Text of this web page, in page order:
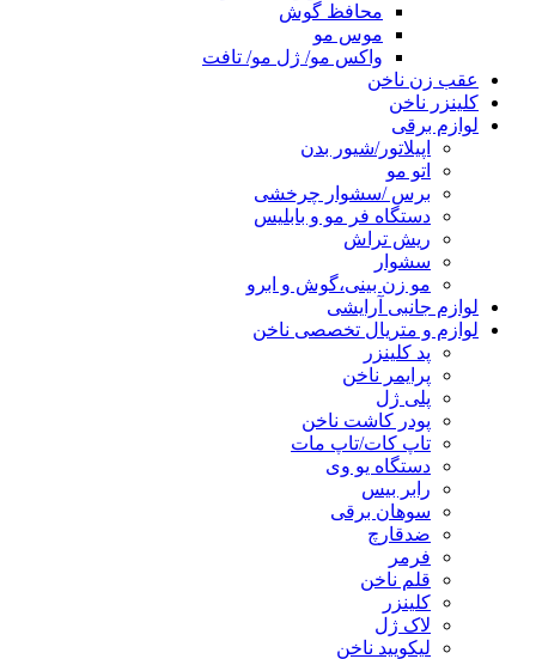
محافظ گوش
موس مو
واکس مو/ ژل مو/ تافت
عقب زن ناخن
کلینزر ناخن
لوازم برقی
اپیلاتور/شیور بدن
اتو مو
برس /سشوار چرخشی
دستگاه فر مو و بابلیس
ریش تراش
سشوار
مو زن بینی،گوش و ابرو
لوازم جانبی آرایشی
لوازم و متریال تخصصی ناخن
پد کلینزر
پرایمر ناخن
پلی ژل
پودر کاشت ناخن
تاپ کات/تاپ مات
دستگاه یو وی
رابر بیس
سوهان برقی
ضدقارچ
فرمر
قلم ناخن
کلینزر
لاک ژل
لیکوييد ناخن